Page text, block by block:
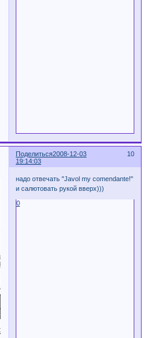
Поделиться 10
2008-12-03
19:14:03
надо отвечать "Javol my comendante!"
и салютовать рукой вверх)))
0